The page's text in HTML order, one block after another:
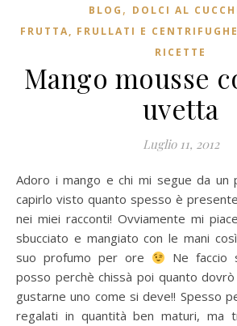
BLOG , DOLCI AL
FRUTTA, FRULLATI E CENTRIFUGHE
RICETTE
Mango mousse
uvetta
Luglio 11, 2012
Adoro i mango e chi mi segue da un po’ ha cominciato a
capirlo visto quanto spesso è
nei miei racconti! Ovviamente mi
sbucciato e mangiato con le mani
suo profumo per ore
Ne faccio
posso perchè chissà poi quanto
gustarne uno come si deve!! Spesso
regalati in quantità ben maturi, ma